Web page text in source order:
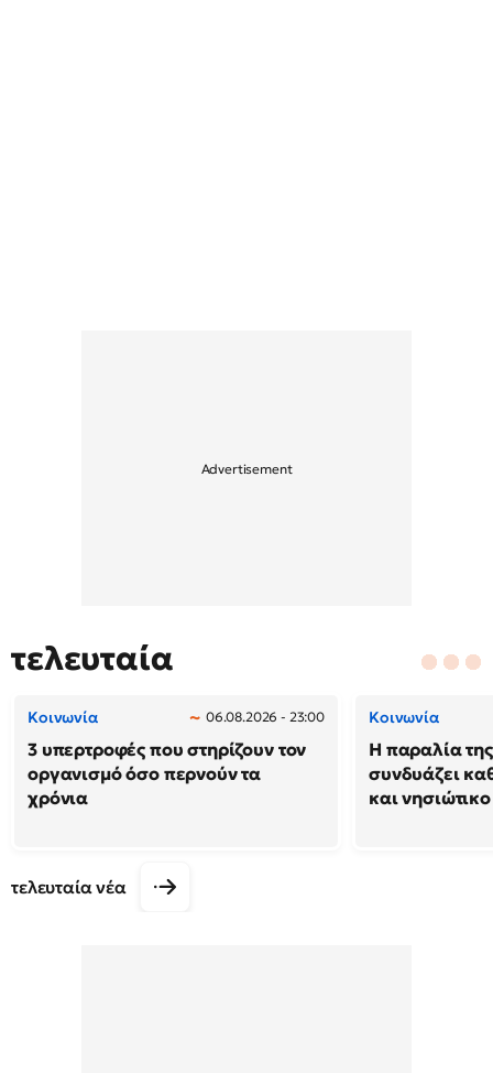
τελευταία
Κοινωνία 06.08.2026 - 23:00
3 υπερτροφές που στηρίζουν τον
οργανισμό όσο περνούν τα
χρόνια
Κοινωνία
Η παραλία
συνδυάζει
και
τελευταία νέα